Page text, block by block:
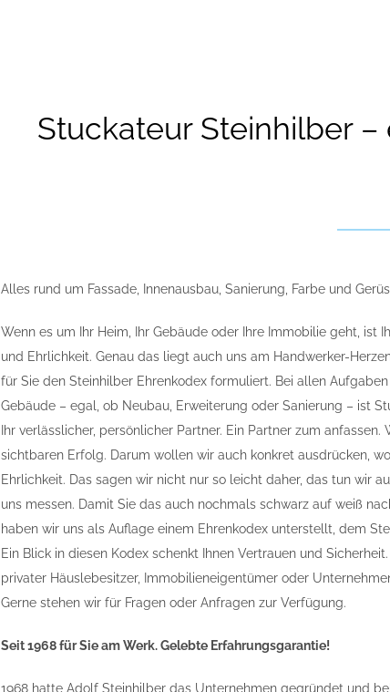
Stuckateur Steinhilber
Alles rund um Fassade, Innenausbau, Sanierung, Farbe und
Wenn es um Ihr Heim, Ihr Gebäude oder Ihre Immobilie geht, ist
und Ehrlichkeit. Genau das liegt auch uns am Handwerker-
für Sie den Steinhilber Ehrenkodex formuliert. Bei allen
Gebäude – egal, ob Neubau, Erweiterung oder Sanierung – ist
Ihr verlässlicher, persönlicher Partner. Ein Partner zum anfassen.
sichtbaren Erfolg. Darum wollen wir auch konkret ausdrücken,
Ehrlichkeit. Das sagen wir nicht nur so leicht daher, das tun wir
uns messen. Damit Sie das auch nochmals schwarz auf weiß
haben wir uns als Auflage einem Ehrenkodex unterstellt, dem
Ein Blick in diesen Kodex schenkt Ihnen Vertrauen und
privater Häuslebesitzer, Immobilieneigentümer oder
Gerne stehen wir für Fragen oder Anfragen zur Verfügung.
Seit 1968 für Sie am Werk. Gelebte Erfahrungsgarantie!
1968 hatte Adolf Steinhilber das Unternehmen gegründet und